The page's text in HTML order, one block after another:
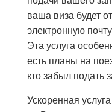
ваша виза будет
электронную
Эта услуга
есть планы на
кто забыл подать
Ускоренная